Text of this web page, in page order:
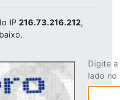
IP 216.73.216.212,
Digite
lado no